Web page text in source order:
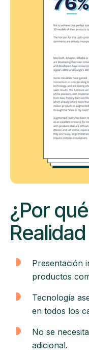
¿Por
Presentación
productos
Tecnología
en todos los
No se
adicional.